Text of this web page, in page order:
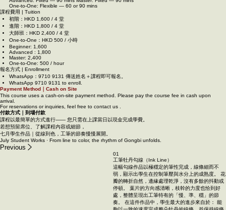
大師班 Master
固定時段 · 90 分鐘
一對一 One‑to‑One
彈性預約 90 分鐘
Beginner: Tue / Thu / Sat — 90 mins
Advanced: Fixed — 90 mins Master: Fixed — 90 mins
One‑to‑One: Flexible — 60 or 90 mins
課程費用 | Tuition
初階：HKD 1,600 / 4 堂
進階：HKD 1,800 / 4 堂
大師班：HKD 2,400 / 4 堂
One‑to‑One：HKD 500 / 小時
Beginner: 1,600
Advanced : 1,800
Master: 2,400
One‑to‑One: 500 / hour
報名方式 | Enrollment
WhatsApp：9710 9131 傳送姓名＋課程即可報名。
WhatsApp 9710 9131 to enroll.
Payment Method｜Cash on Site
This course uses a cash-on-site payment method. Please pay the course fee in cash upon
arrival.
For reservations or inquiries, feel free to contact us .
付款方式｜到場付款
課程以最簡單的方式進行—— 您只需在上課當日以現金完成學費。
July Student Works · From line to color, the rhythm of Gongbi unfolds.
01
工筆牡丹勾線（Ink Line）
這幅勾線作品以極穩定的筆性完成，線條細而不